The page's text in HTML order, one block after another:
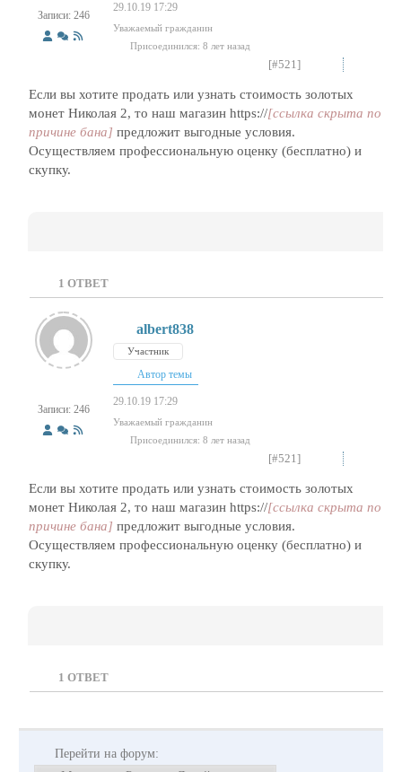
Записи: 246
29.10.19 17:29
Уважаемый гражданин
Присоединился: 8 лет назад
[#521]
Если вы хотите продать или узнать стоимость золотых
монет Николая 2, то наш магазин https://[ссылка скрыта по
причине бана] предложит выгодные условия.
Осуществляем профессиональную оценку (бесплатно) и
скупку.
1 ОТВЕТ
Записи: 246
albert838
Участник
Автор темы
29.10.19 17:29
Уважаемый гражданин
Присоединился: 8 лет назад
[#521]
Если вы хотите продать или узнать стоимость золотых
монет Николая 2, то наш магазин https://[ссылка скрыта по
причине бана] предложит выгодные условия.
Осуществляем профессиональную оценку (бесплатно) и
скупку.
1 ОТВЕТ
Перейти на форум: